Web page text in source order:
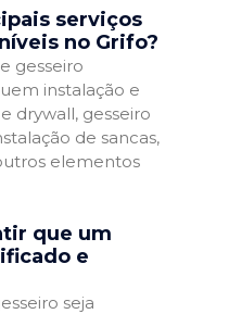
serviços
no Grifo?
gesseiro
instalação e
drywall, gesseiro
de sancas,
elementos
que um
e
seja